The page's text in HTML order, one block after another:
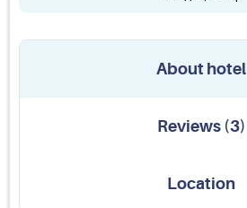
About hotel
Reviews(3)
Location